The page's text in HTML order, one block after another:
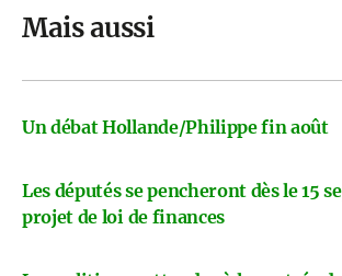
Mais aussi
Un débat Hollande/Philippe fin août
Les députés se pencheront dès le 15
projet de loi de finances